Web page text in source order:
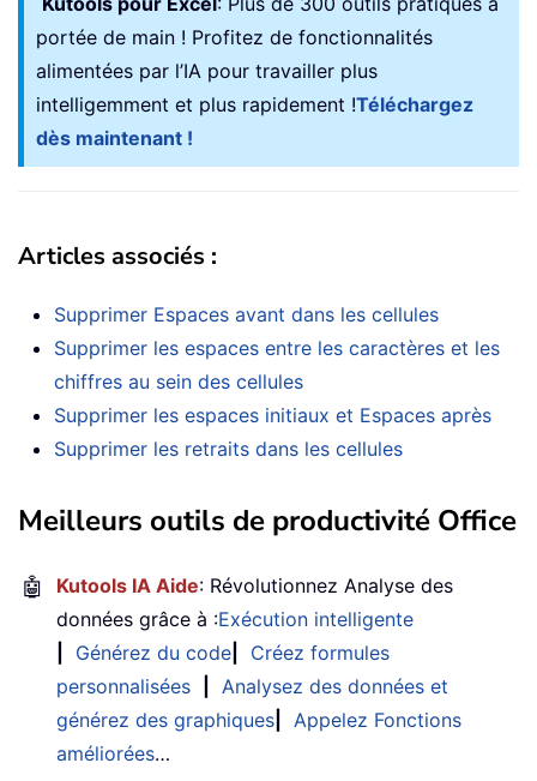
portée de main ! Profitez de fonctionnalités
alimentées par l’IA pour travailler plus
intelligemment et plus rapidement !Téléchargez
dès maintenant !
Articles associés :
Supprimer Espaces avant dans les cellules
Supprimer les espaces entre les caractères et les
chiffres au sein des cellules
Supprimer les espaces initiaux et Espaces après
Supprimer les retraits dans les cellules
Meilleurs outils de productivité Office
🤖 Kutools IA Aide: Révolutionnez Analyse des
données grâce à :Exécution intelligente
Générez du code
Créez formules
personnalisées
Analysez des données et
générez des graphiques
Appelez Fonctions
améliorées…